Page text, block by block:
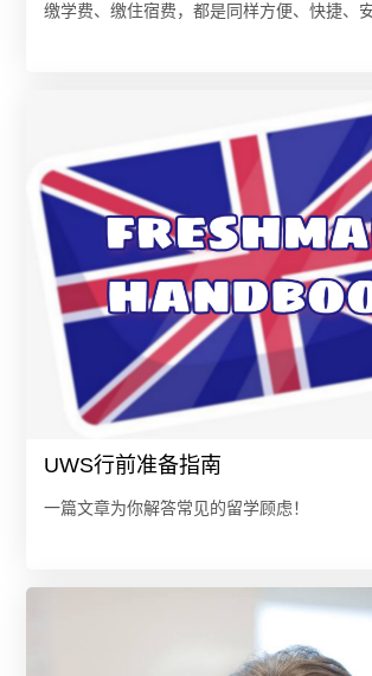
缴学费、缴住宿费，都是同样方便、快捷、安
UWS行前准备指南
一篇文章为你解答常见的留学顾虑！